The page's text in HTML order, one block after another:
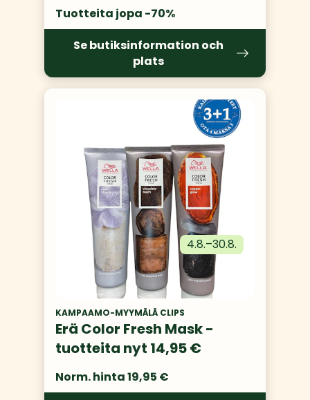
Tuotteita jopa -70%
Se butiksinformation och
plats
4.8.–30.8.
KAMPAAMO-MYYMÄLÄ CLIPS
Erä Color Fresh Mask -
tuotteita nyt 14,95 €
Norm. hinta 19,95 €